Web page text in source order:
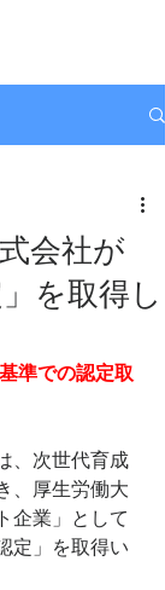
会社が
を取得し
準での認定取
、次世代育成
、厚生労働大
企業」として
定」を取得い